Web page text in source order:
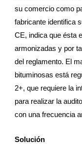
su comercio como
fabricante identifica
CE, indica que ésta
armonizadas y por
del reglamento. El
bituminosas está
2+, que requiere la
para realizar la
con una frecuencia
Solución